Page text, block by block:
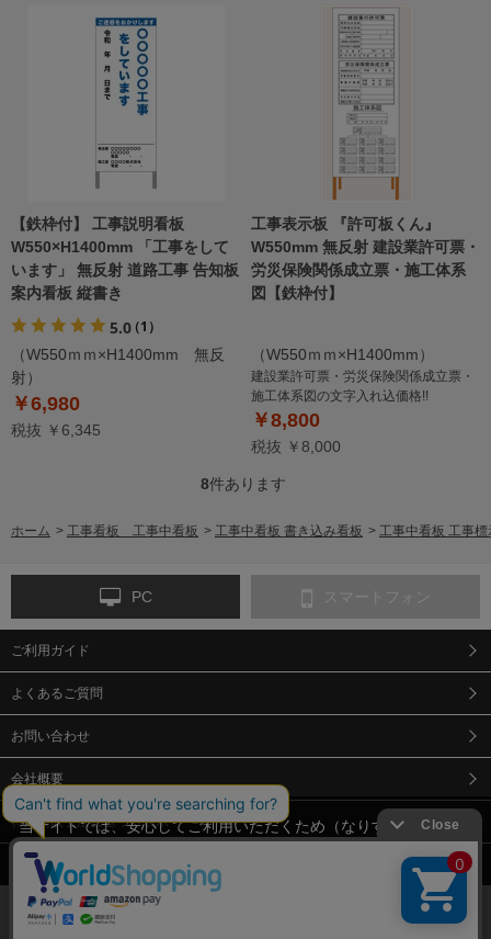
【鉄枠付】 工事説明看板
W550×H1400mm 「工事をして
います」 無反射 道路工事 告知板
案内看板 縦書き
5.0（1）
（W550ｍｍ×H1400mm 無反
射）
￥6,980
税抜 ￥6,345
工事表示板 『許可板くん』
W550mm 無反射 建設業許可票・
労災保険関係成立票・施工体系
図【鉄枠付】
（W550ｍｍ×H1400mm）
建設業許可票・労災保険関係成立票・
施工体系図の文字入れ込価格!!
￥8,800
税抜 ￥8,000
8件あります
ホーム > 工事看板 工事中看板 > 工事中看板 書き込み看板 > 工事中看板 工事標
PC スマートフォン
ご利用ガイド
よくあるご質問
お問い合わせ
会社概要
特定商取引法に基づく表示
個人情報保護方針
当サイトでは、安心してご利用いただくため（なりすまし防止
等）、またサイトの利便性向上のため、クッキー(Cookie)を使用
しています。 サイトのクッキー(Cookie)の使用に関しては、「プ
ライバシーポリシー」をお読みください。